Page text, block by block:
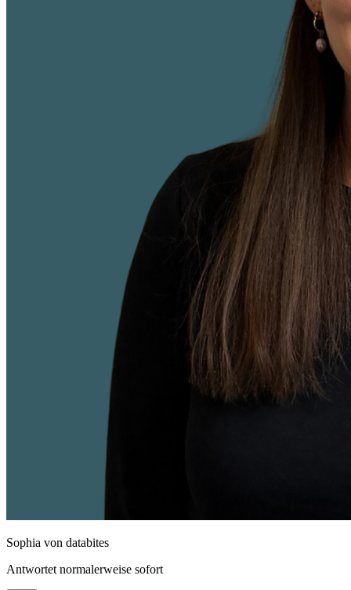
Sophia von databites
Antwortet normalerweise sofort